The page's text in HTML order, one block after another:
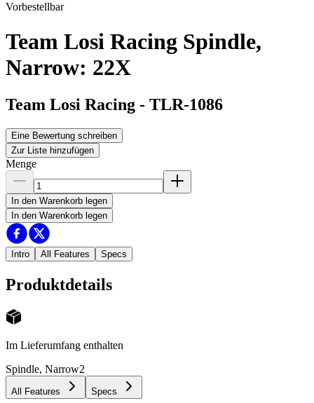
Vorbestellbar
Team Losi Racing Spindle,
Narrow: 22X
Team Losi Racing - TLR-1086
Eine Bewertung schreiben
Zur Liste hinzufügen
Menge
In den Warenkorb legen
In den Warenkorb legen
Intro All Features Specs
Produktdetails
Im Lieferumfang enthalten
Spindle, Narrow2
All Features Specs